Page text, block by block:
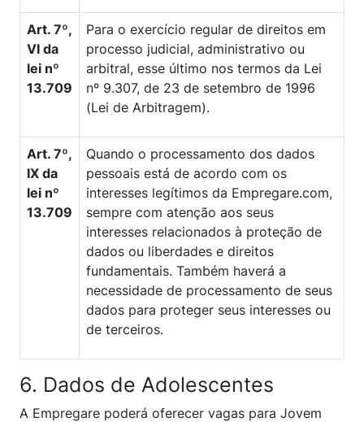
Art. 7º,
VI da
lei nº
13.709
Para o exercício regular de direitos em
processo judicial, administrativo ou
arbitral, esse último nos termos da Lei
nº 9.307, de 23 de setembro de 1996
(Lei de Arbitragem).
Art. 7º,
IX da
lei nº
13.709
Quando o processamento dos dados
pessoais está de acordo com os
interesses legítimos da Empregare.com,
sempre com atenção aos seus
interesses relacionados à proteção de
dados ou liberdades e direitos
fundamentais. Também haverá a
necessidade de processamento de seus
dados para proteger seus interesses ou
de terceiros.
6. Dados de Adolescentes
A Empregare poderá oferecer vagas para Jovem